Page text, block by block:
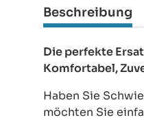
Beschreibung
Die perfekte
Komfortabel,
Haben Sie
möchten Sie